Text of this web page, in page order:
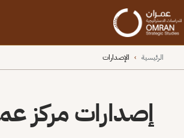
الرئيسية › الإصدارات
إصدارات مركز